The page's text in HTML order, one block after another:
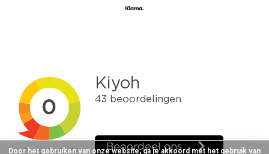
Door het gebruiken van onze website, ga je akkoord met het gebruik van